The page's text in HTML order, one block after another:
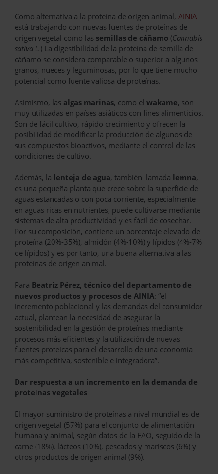
Como alternativa a la proteína de origen animal, AINIA
está trabajando con nuevas fuentes de proteínas de
origen vegetal como las semillas de cáñamo (Cannabis
sativa L.) La digestibilidad de la proteína de semilla de
cáñamo se considera comparable o superior a algunos
granos, nueces y leguminosas, por lo que tiene mucho
potencial como fuente valiosa de proteínas.
Asimismo, las algas marinas, como el wakame, son
muy utilizadas en países asiáticos con fines alimenticios.
Son de fácil cultivo, rápido crecimiento y ofrecen la
posibilidad de modificar la producción de algunos de
sus compuestos bioactivos, mediante el control de las
condiciones de cultivo.
Además, la lenteja de agua, también llamada lemna,
es una pequeña planta que crece sobre la superficie de
aguas estancadas o con poca corriente, especialmente
en aguas ricas en nutrientes; puede cultivarse mediante
sistemas de alta productividad y es fácil de cosechar.
Por su composición, contiene un porcentaje elevado de
proteína (20%-35%), almidón (4%-10%) y lípidos (4%-7%
de lípidos) y es por tanto, una buena alternativa a las
proteínas de origen animal.
Para Beatriz Pérez, técnico del departamento de
nuevos productos y procesos de AINIA: “el
incremento poblacional y las demandas del consumidor
actual, plantean la necesidad de asegurar la
sostenibilidad en la gestión de proteínas mediante
procesos más eficientes y la utilización de nuevas
fuentes proteicas para el desarrollo de una economía
más competitiva, sostenible e integradora”.
Dar respuesta a un incremento en la demanda de
proteínas vegetales
El mayor suministro de proteínas a nivel mundial es de
origen vegetal (57%) para el conjunto de alimentación
humana y animal, según datos de la FAO, seguido de la
carne (18%), lácteos (10%), pescados y mariscos (6%) y
otros productos de origen animal (9%).